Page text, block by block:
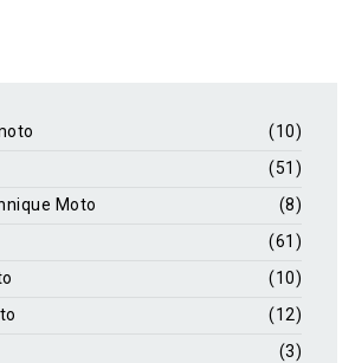
(10)
(51)
Moto
(8)
(61)
(10)
(12)
(3)